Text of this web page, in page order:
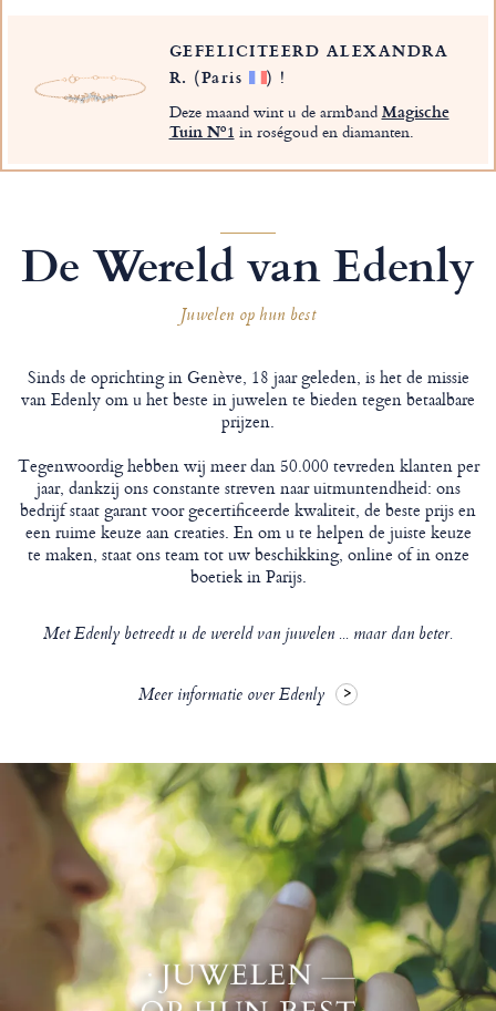
GEFELICITEERD ALEXANDRA
R. (Paris ) !
Deze maand wint u de armbandMagische
Tuin Nº1 in roségoud en diamanten.
De Wereld van Edenly
Juwelen op hun best
Sinds de oprichting in Genève, 18 jaar geleden, is het de missie
van Edenly om u het beste in juwelen te bieden tegen betaalbare
prijzen.
Tegenwoordig hebben wij meer dan 50.000 tevreden klanten per
jaar, dankzij ons constante streven naar uitmuntendheid: ons
bedrijf staat garant voor gecertificeerde kwaliteit, de beste prijs en
een ruime keuze aan creaties. En om u te helpen de juiste keuze
te maken, staat ons team tot uw beschikking, online of in onze
boetiek in Parijs.
Met Edenly betreedt u de wereld van juwelen ... maar dan beter.
Meer informatie over Edenly